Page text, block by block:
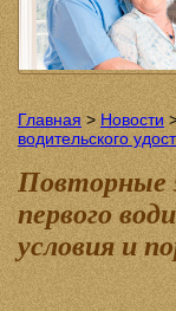
Главная > Новости
водительского
Повторные
первого
условия и